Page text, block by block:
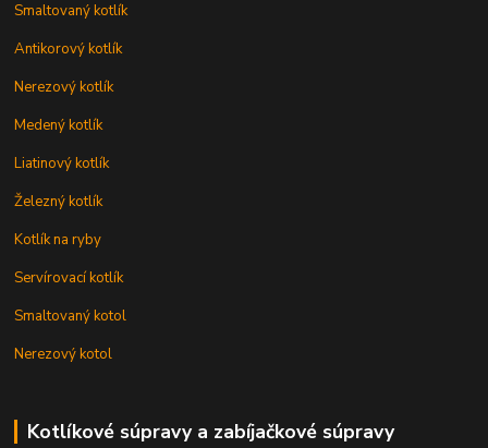
Smaltovaný kotlík
Antikorový kotlík
Nerezový kotlík
Medený kotlík
Liatinový kotlík
Železný kotlík
Kotlík na ryby
Servírovací kotlík
Smaltovaný kotol
Nerezový kotol
Kotlíkové súpravy a zabíjačkové súpravy